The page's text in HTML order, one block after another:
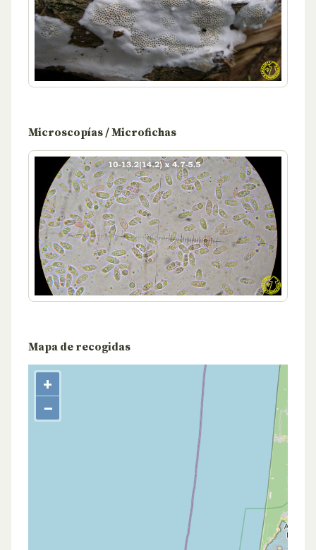
Microscopías / Microfichas
Mapa de recogidas
+
−